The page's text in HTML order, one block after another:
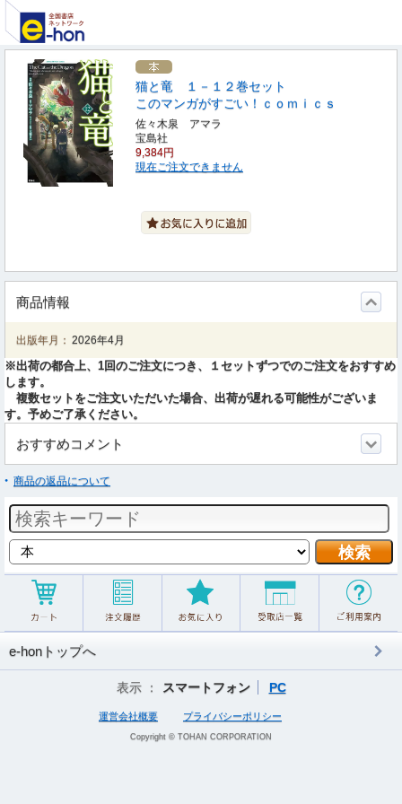
猫と竜 １－１２巻セット
このマンガがすごい！ｃｏｍｉｃｓ
佐々木泉 アマラ
宝島社
9,384円
現在ご注文できません
商品情報
出版年月： 2026年4月
※出荷の都合上、1回のご注文につき、１セットずつでのご注文をおすすめ
します。
複数セットをご注文いただいた場合、出荷が遅れる可能性がございま
す。予めご了承ください。
おすすめコメント
商品の返品について
e-honトップへ
表示 ： スマートフォン PC
運営会社概要 プライバシーポリシー
Copyright © TOHAN CORPORATION